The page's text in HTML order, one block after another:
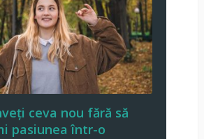
ceva nou fără să
pasiunea într-o